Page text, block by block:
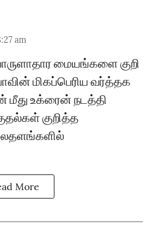
am
மையங்களை குறி
மிகப்பெரிய வர்த்தக
மீது உக்ரைன் நடத்தி
குறித்த
More